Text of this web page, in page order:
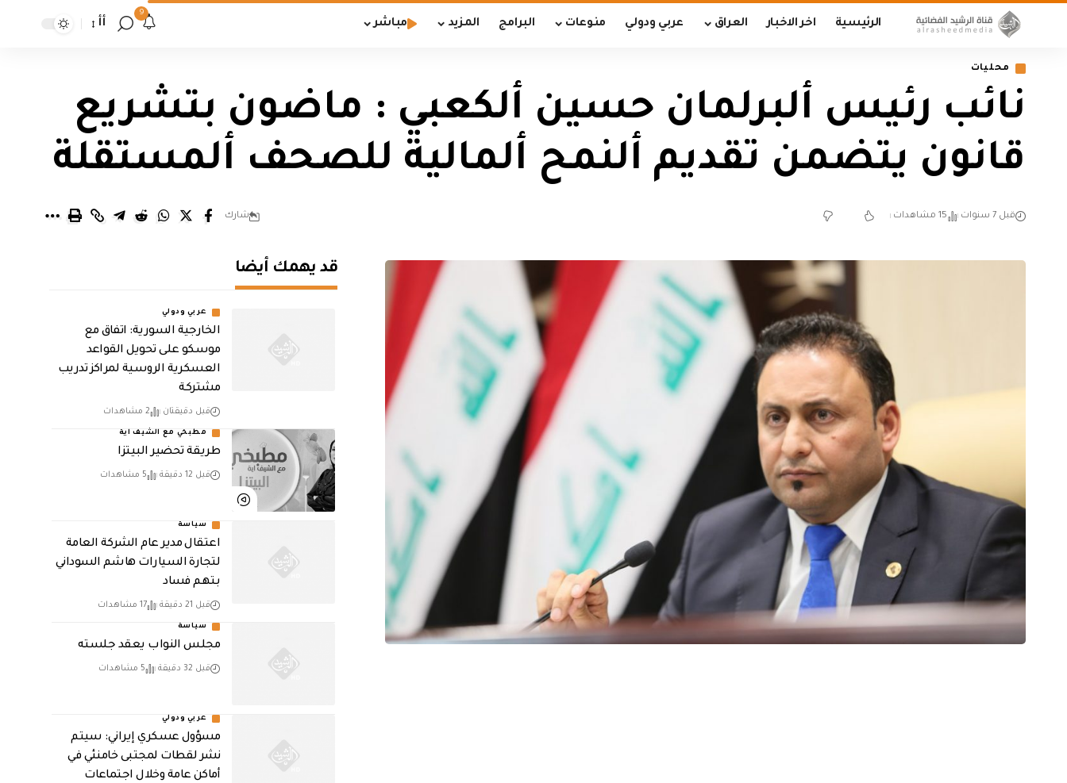
الرئيسية اخر الاخبار العراق عربي ودولي منوعات البرامج المزيد مباشر
9
أأ
محليات
نائب رئيس ألبرلمان حسين ألكعبي : ماضون بتشريع
قانون يتضمن تقديم ألنمح ألمالية للصحف ألمستقلة
قبل 7 سنوات 15 مشاهدات شارك
قد يهمك أيضا
عربي ودولي
الخارجية السورية: اتفاق مع
موسكو على تحويل القواعد
العسكرية الروسية لمراكز تدريب
مشتركة
قبل دقيقتان 2 مشاهدات
مطبخي مع الشيف اية
طريقة تحضير البيتزا
قبل 12 دقيقة 5 مشاهدات
سياسة
اعتقال مدير عام الشركة العامة
لتجارة السيارات هاشم السوداني
بتهم فساد
قبل 21 دقيقة 17 مشاهدات
سياسة
مجلس النواب يعقد جلسته
قبل 32 دقيقة 5 مشاهدات
عربي ودولي
مسؤول عسكري إيراني: سيتم
نشر لقطات لمجتبى خامنئي في
أماكن عامة وخلال اجتماعات